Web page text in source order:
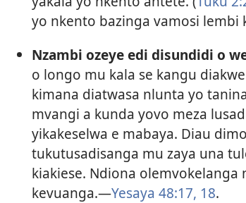
yo nkento bazinga vamosi lembi
Nzambi ozeye edi disundidi o
o longo mu kala se kangu
kimana diatwasa nlunta yo
mvangi a kunda yovo meza
yikakeselwa e mabaya. Diau
tukutusadisanga mu zaya una
kiakiese. Ndiona olemvokelanga
kevuanga.—Yesaya 48:17, 18.